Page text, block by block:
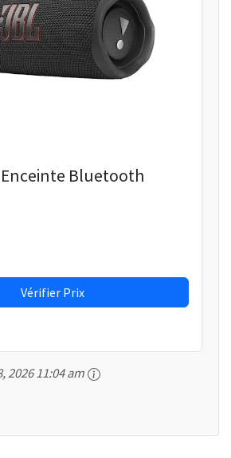
Enceinte Bluetooth
Vérifier Prix
2026 11:04 am